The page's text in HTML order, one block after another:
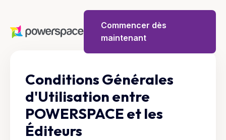
Commencer dès
maintenant
Conditions Générales
d'Utilisation entre
POWERSPACE et les
Éditeurs